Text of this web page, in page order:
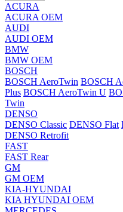
ACURA
ACURA OEM
AUDI
AUDI OEM
BMW
BMW OEM
BOSCH
BOSCH AeroTwin BOSCH
Plus BOSCH AeroTwin U
Twin
DENSO
DENSO Classic DENSO Flat
DENSO Retrofit
FAST
FAST Rear
GM
GM OEM
KIA-HYUNDAI
KIA HYUNDAI OEM